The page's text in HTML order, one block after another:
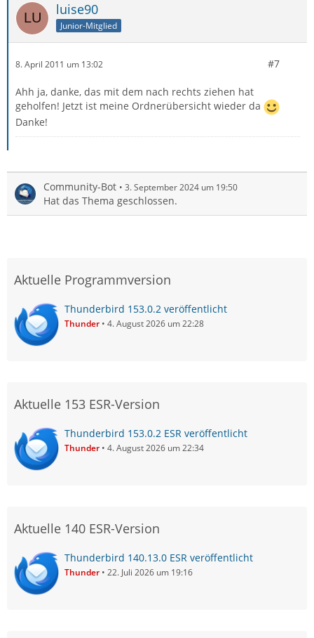
luise90
Junior-Mitglied
8. April 2011 um 13:02 #7
Ahh ja, danke, das mit dem nach rechts ziehen hat
geholfen! Jetzt ist meine Ordnerübersicht wieder da
Danke!
Community-Bot 3. September 2024 um 19:50
Hat das Thema geschlossen.
Aktuelle Programmversion
Thunderbird 153.0.2 veröffentlicht
Thunder 4. August 2026 um 22:28
Aktuelle 153 ESR-Version
Thunderbird 153.0.2 ESR veröffentlicht
Thunder 4. August 2026 um 22:34
Aktuelle 140 ESR-Version
Thunderbird 140.13.0 ESR veröffentlicht
Thunder 22. Juli 2026 um 19:16